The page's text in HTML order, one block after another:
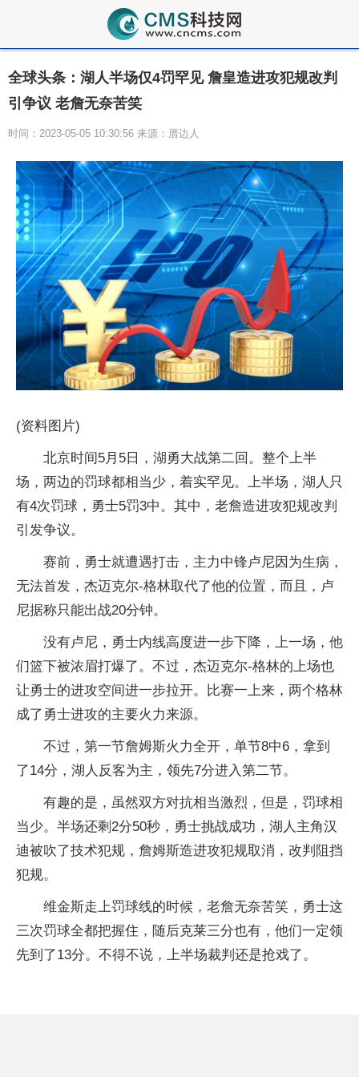
全球头条：湖人半场仅4罚罕见 詹皇造进攻犯规改判
引争议 老詹无奈苦笑
时间：2023-05-05 10:30:56 来源：厝边人
(资料图片)
北京时间5月5日，湖勇大战第二回。整个上半
场，两边的罚球都相当少，着实罕见。上半场，湖人只
有4次罚球，勇士5罚3中。其中，老詹造进攻犯规改判
引发争议。
赛前，勇士就遭遇打击，主力中锋卢尼因为生病，
无法首发，杰迈克尔-格林取代了他的位置，而且，卢
尼据称只能出战20分钟。
没有卢尼，勇士内线高度进一步下降，上一场，他
们篮下被浓眉打爆了。不过，杰迈克尔-格林的上场也
让勇士的进攻空间进一步拉开。比赛一上来，两个格林
成了勇士进攻的主要火力来源。
不过，第一节詹姆斯火力全开，单节8中6，拿到
了14分，湖人反客为主，领先7分进入第二节。
有趣的是，虽然双方对抗相当激烈，但是，罚球相
当少。半场还剩2分50秒，勇士挑战成功，湖人主角汉
迪被吹了技术犯规，詹姆斯造进攻犯规取消，改判阻挡
犯规。
维金斯走上罚球线的时候，老詹无奈苦笑，勇士这
三次罚球全都把握住，随后克莱三分也有，他们一定领
先到了13分。不得不说，上半场裁判还是抢戏了。